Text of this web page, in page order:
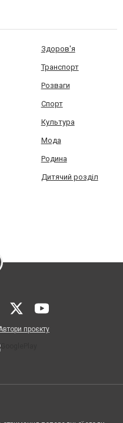
Здоров'я
Транспорт
Розваги
Спорт
Культура
Мода
Родина
Дитячий розділ
проєкту